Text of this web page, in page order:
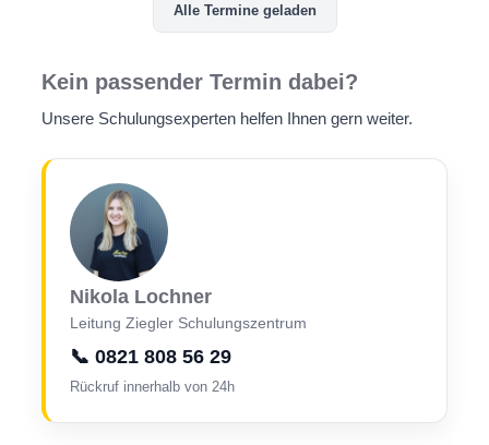
Alle Termine geladen
Kein passender Termin dabei?
Unsere Schulungsexperten helfen Ihnen gern weiter.
Nikola Lochner
Leitung Ziegler Schulungszentrum
📞 0821 808 56 29
Rückruf innerhalb von 24h